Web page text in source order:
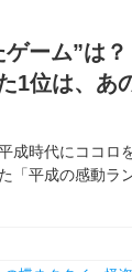
ア
ーム”は？
1位は、あ
成時代にココロ
「平成の感動ラ